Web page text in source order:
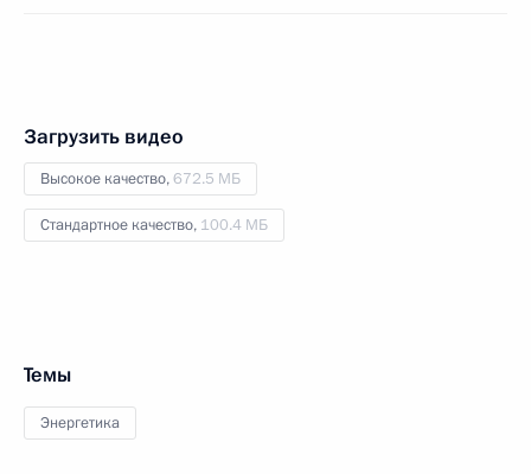
Загрузить видео
Высокое качество,672.5 МБ
Стандартное качество, 100.4 МБ
Темы
Энергетика